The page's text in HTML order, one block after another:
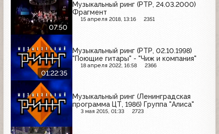
07:50
Музыкальный ринг (РТР, 24.03.2000)
Фрагмент
15 апреля 2018, 13:16 2351
01:22:35
Музыкальный ринг (РТР, 02.10.1998)
"Поющие гитары" - "Чиж и компания"
18 апреля 2022, 16:58 2366
Музыкальный ринг (Ленинградская
программа ЦТ, 1986) Группа "Алиса"
3 мая 2015, 01:33 2723